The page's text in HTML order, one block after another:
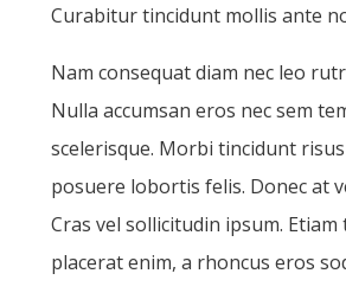
Curabitur tincidunt mollis ante
Nam consequat diam nec leo
Nulla accumsan eros nec sem
scelerisque. Morbi tincidunt
posuere lobortis felis. Donec at
Cras vel sollicitudin ipsum.
placerat enim, a rhoncus eros